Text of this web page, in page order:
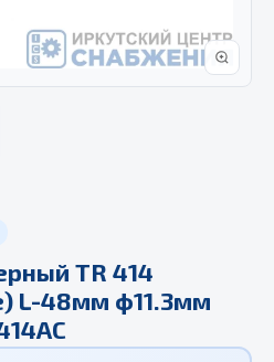
подогреватели
TR 414
L-48мм ф11.3мм